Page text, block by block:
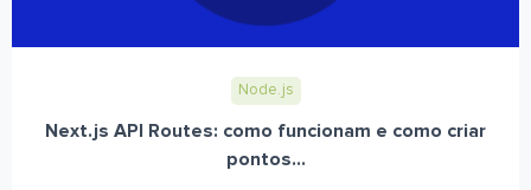
Node.js
Next.js API Routes: como funcionam e como criar
pontos...